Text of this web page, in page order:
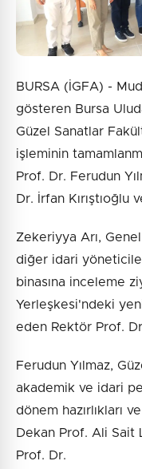
BURSA (İGFA) -
gösteren Bursa
Güzel Sanatlar
işleminin
Prof. Dr. Ferudun
Dr. İrfan Kırıştıoğlu
Zekeriyya Arı,
diğer idari
binasına inceleme
Yerleşkesi'ndeki
eden Rektör Prof.
Ferudun Yılmaz,
akademik ve idari
dönem hazırlıkları
Dekan Prof. Ali Sait
Prof. Dr.